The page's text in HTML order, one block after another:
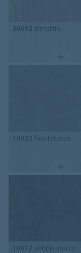
36692 travertin
10032 fossil stucco
10012 pebble stucco